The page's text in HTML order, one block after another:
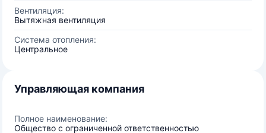
Вентиляция:
Вытяжная вентиляция
Система отопления:
Центральное
Управляющая компания
Полное наименование:
Общество с ограниченной ответственностью